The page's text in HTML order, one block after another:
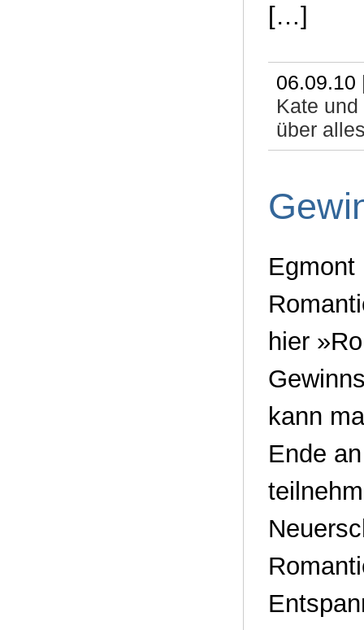
[…]
Kate und
über
Egmont
hier
kann
Ende